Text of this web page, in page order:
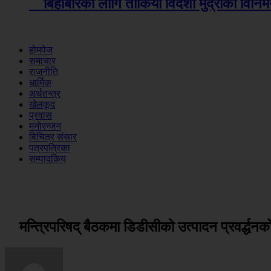
बिहीबारका लागि तोकियो विदेशी मुद्राको
होमपेज
समाचार
राजनीति
धार्मिक
अर्थतन्त्र
खेलकूद
प्रवास
मनोरन्जन
विचित्र संसार
पत्रपत्रिका
सम्पादकिय
मन्त्रिपरिषद् बैठकमा डिडीसीको उत्पादन